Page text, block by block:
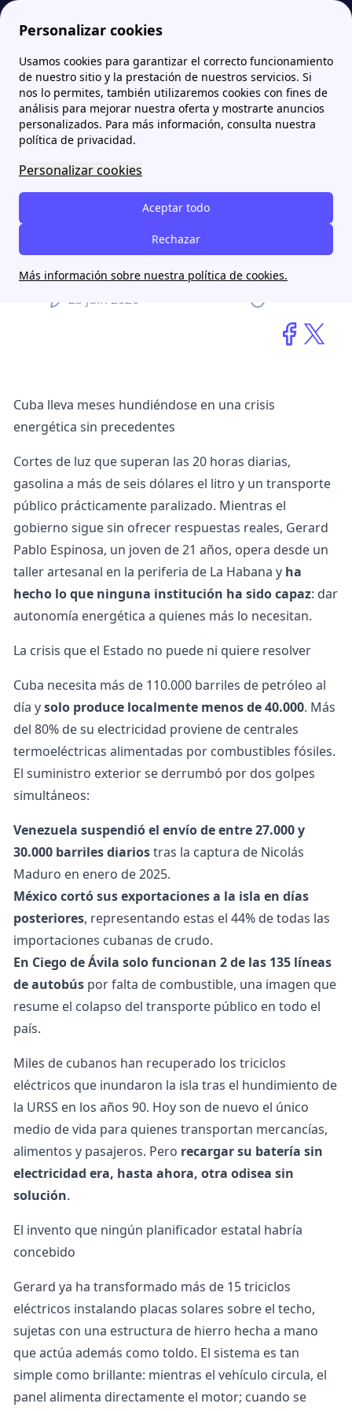
Personalizar cookies
Usamos cookies para garantizar el correcto funcionamiento
de nuestro sitio y la prestación de nuestros servicios. Si
nos lo permites, también utilizaremos cookies con fines de
análisis para mejorar nuestra oferta y mostrarte anuncios
personalizados. Para más información, consulta nuestra
política de privacidad.
Personalizar cookies
Aceptar todo
Rechazar
Más información sobre nuestra política de cookies.
Papernest.es blog Un joven de 21 años hace lo que el régimen cubano lleva décadas sin lograr: Dar energía eléctrica a su pueblo
Un joven de 21 años hace lo
que el régimen cubano
lleva décadas sin lograr:
Dar energía eléctrica a su
pueblo
Sfernandez
25 juin 2026
Cuba lleva meses hundiéndose en una crisis
energética sin precedentes
Cortes de luz que superan las 20 horas diarias,
gasolina a más de seis dólares el litro y un transporte
público prácticamente paralizado. Mientras el
gobierno sigue sin ofrecer respuestas reales, Gerard
Pablo Espinosa, un joven de 21 años, opera desde un
taller artesanal en la periferia de La Habana y ha
hecho lo que ninguna institución ha sido capaz: dar
autonomía energética a quienes más lo necesitan.
La crisis que el Estado no puede ni quiere resolver
Cuba necesita más de 110.000 barriles de petróleo al
día ysolo produce localmente menos de 40.000. Más
del 80% de su electricidad proviene de centrales
termoeléctricas alimentadas por combustibles fósiles.
El suministro exterior se derrumbó por dos golpes
simultáneos:
Venezuela suspendió el envío de entre 27.000 y
30.000 barriles diariostras la captura de Nicolás
Maduro en enero de 2025.
México cortó sus exportaciones a la isla en días
posteriores, representando estas el 44% de todas las
importaciones cubanas de crudo.
En Ciego de Ávila solo funcionan 2 de las 135 líneas
de autobús por falta de combustible, una imagen que
resume el colapso del transporte público en todo el
país.
Miles de cubanos han recuperado los triciclos
eléctricos que inundaron la isla tras el hundimiento de
la URSS en los años 90. Hoy son de nuevo el único
medio de vida para quienes transportan mercancías,
alimentos y pasajeros. Pero recargar su batería sin
electricidad era, hasta ahora, otra odisea sin
solución.
El invento que ningún planificador estatal habría
concebido
Gerard ya ha transformado más de 15 triciclos
eléctricos instalando placas solares sobre el techo,
sujetas con una estructura de hierro hecha a mano
que actúa además como toldo. El sistema es tan
simple como brillante: mientras el vehículo circula, el
panel alimenta directamente el motor; cuando se